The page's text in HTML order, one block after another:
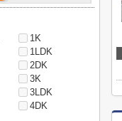
1K
1LDK
2DK
3K
3LDK
4DK